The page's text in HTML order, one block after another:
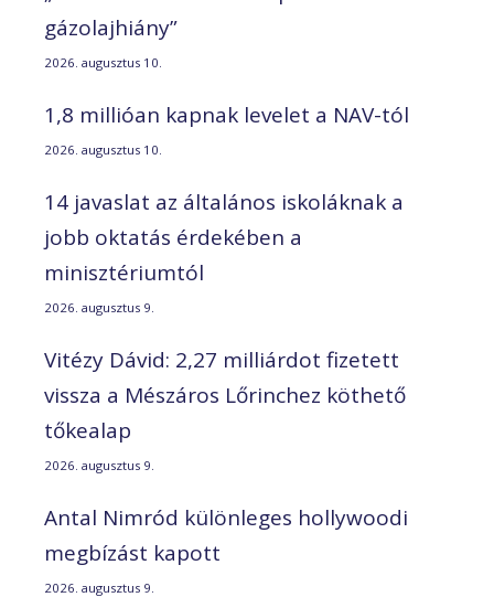
gázolajhiány”
2026. augusztus 10.
1,8 millióan kapnak levelet a NAV-tól
2026. augusztus 10.
14 javaslat az általános iskoláknak a
jobb oktatás érdekében a
minisztériumtól
2026. augusztus 9.
Vitézy Dávid: 2,27 milliárdot fizetett
vissza a Mészáros Lőrinchez köthető
tőkealap
2026. augusztus 9.
Antal Nimród különleges hollywoodi
megbízást kapott
2026. augusztus 9.